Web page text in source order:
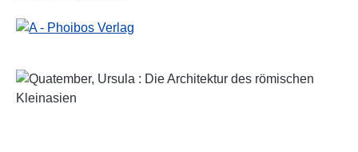
Bildergalerie überspringen